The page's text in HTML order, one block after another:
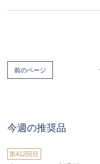
前のページ
今週の推奨品
第412回目